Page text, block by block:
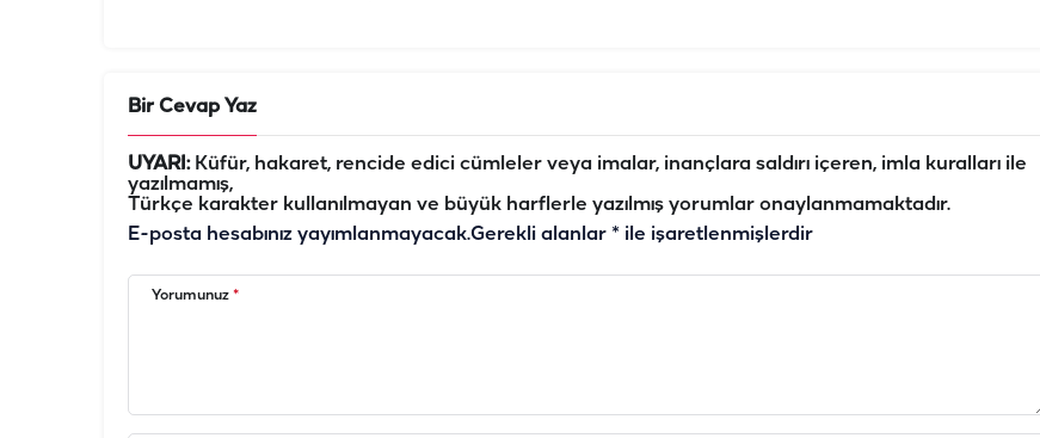
Bir Cevap Yaz
UYARI:Küfür, hakaret, rencide edici cümleler veya imalar, inançlara saldırı içeren, imla kuralları ile
yazılmamış,
Türkçe karakter kullanılmayan ve büyük harflerle yazılmış yorumlar onaylanmamaktadır.
E-posta hesabınız yayımlanmayacak.Gerekli alanlar * ile işaretlenmişlerdir
Yorumunuz *